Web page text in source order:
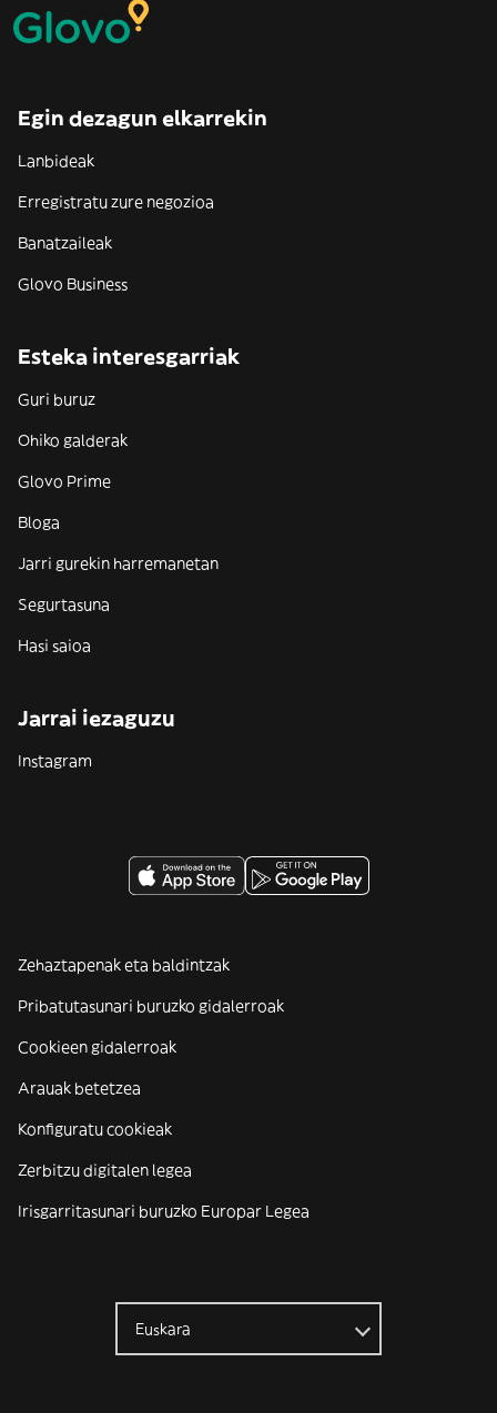
Egin dezagun elkarrekin
Lanbideak
Erregistratu zure negozioa
Banatzaileak
Glovo Business
Esteka interesgarriak
Guri buruz
Ohiko galderak
Glovo Prime
Bloga
Jarri gurekin harremanetan
Segurtasuna
Hasi saioa
Jarrai iezaguzu
Instagram
Zehaztapenak eta baldintzak
Pribatutasunari buruzko gidalerroak
Cookieen gidalerroak
Arauak betetzea
Konfiguratu cookieak
Zerbitzu digitalen legea
Irisgarritasunari buruzko Europar Legea